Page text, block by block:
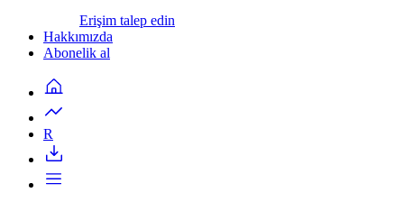
Erişim talep edin
Hakkımızda
Abonelik al
R